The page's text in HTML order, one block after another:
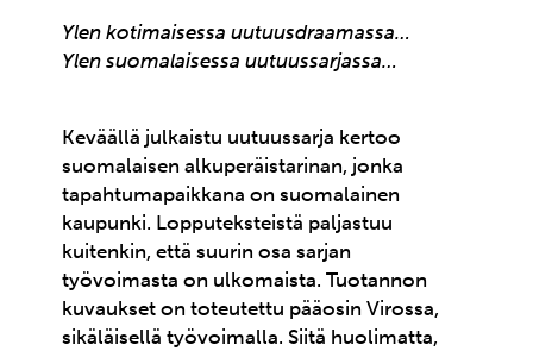
Ylen kotimaisessa uutuusdraamassa…
Ylen suomalaisessa uutuussarjassa…
Keväällä julkaistu uutuussarja kertoo
suomalaisen alkuperäistarinan, jonka
tapahtumapaikkana on suomalainen
kaupunki. Lopputeksteistä paljastuu
kuitenkin, että suurin osa sarjan
työvoimasta on ulkomaista. Tuotannon
kuvaukset on toteutettu pääosin Virossa,
sikäläisellä työvoimalla. Siitä huolimatta,